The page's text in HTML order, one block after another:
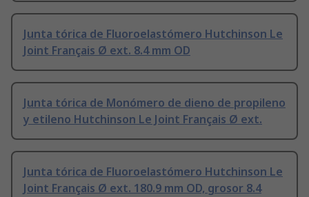
Junta tórica de Fluoroelastómero Hutchinson Le
Joint Français Ø ext. 8.4 mm OD
Junta tórica de Monómero de dieno de propileno
y etileno Hutchinson Le Joint Français Ø ext.
Junta tórica de Fluoroelastómero Hutchinson Le
Joint Français Ø ext. 180.9 mm OD, grosor 8.4